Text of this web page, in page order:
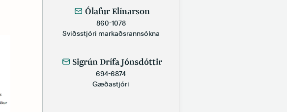
Ólafur Elínarson
860-1078
Sviðsstjóri markaðsrannsókna
Sigrún Drífa Jónsdóttir
694-6874
Gæðastjóri